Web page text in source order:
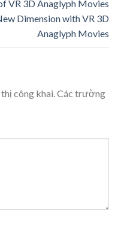
VR 3D Anaglyph Movies
Dimension with VR 3D
Anaglyph Movies
công khai.Các trường